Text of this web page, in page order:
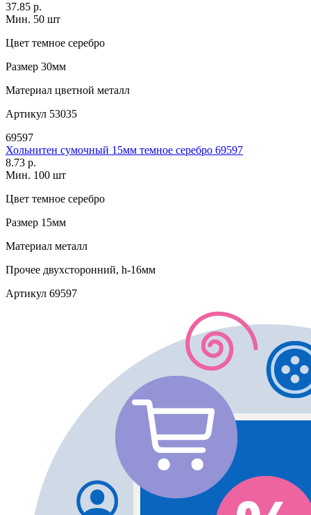
37.85 р.
Мин. 50 шт
Цвет темное серебро
Размер 30мм
Материал цветной металл
Артикул 53035
69597
Хольнитен сумочный 15мм темное серебро 69597
8.73 р.
Мин. 100 шт
Цвет темное серебро
Размер 15мм
Материал металл
Прочее двухсторонний, h-16мм
Артикул 69597